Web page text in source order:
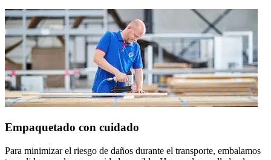
Empaquetado con cuidado
Para minimizar el riesgo de daños durante el transporte, embalamos